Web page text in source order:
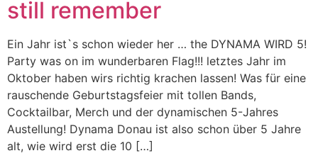
still remember
Ein Jahr ist`s schon wieder her … the DYNAMA WIRD 5!
Party was on im wunderbaren Flag!!! letztes Jahr im
Oktober haben wirs richtig krachen lassen! Was für eine
rauschende Geburtstagsfeier mit tollen Bands,
Cocktailbar, Merch und der dynamischen 5-Jahres
Austellung! Dynama Donau ist also schon über 5 Jahre
alt, wie wird erst die 10 […]